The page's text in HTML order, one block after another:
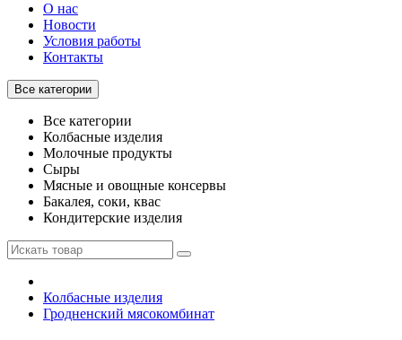
О нас
Новости
Условия работы
Контакты
Все категории
Все категории
Колбасные изделия
Молочные продукты
Сыры
Мясные и овощные консервы
Бакалея, соки, квас
Кондитерские изделия
Колбасные изделия
Гродненский мясокомбинат